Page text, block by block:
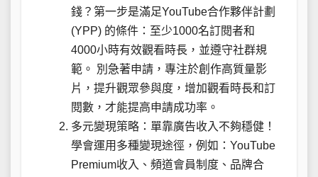
錢？第一步是滿足YouTube合作夥伴計劃
(YPP) 的條件：至少1000名訂閱者和
4000小時有效觀看時長，並遵守社群規
範。 別急著申請，專注於創作高質量影
片，提升觀眾參與度，增加觀看時長和訂
閱數，才能提高申請成功率。
多元變現策略：單靠廣告收入不夠穩健！
學會運用多種變現途徑，例如：YouTube
Premium收入、頻道會員制度、品牌合